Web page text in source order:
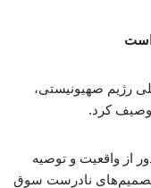
است
رژیم صهیونیستی،
کرد.
از واقعیت و توصیه
نادرست سوق